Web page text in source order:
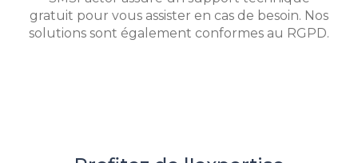
gratuit pour vous assister en cas de besoin. Nos
solutions sont également conformes au RGPD.